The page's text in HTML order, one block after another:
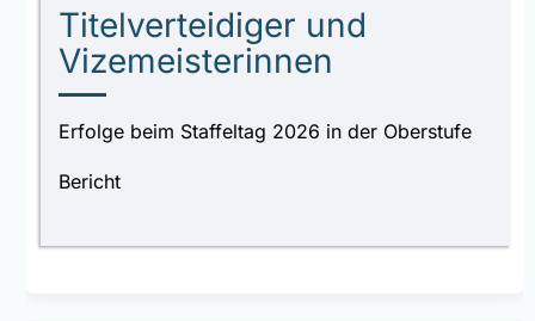
Titelverteidiger und
Vizemeisterinnen
Erfolge beim Staffeltag 2026 in der Oberstufe
Bericht